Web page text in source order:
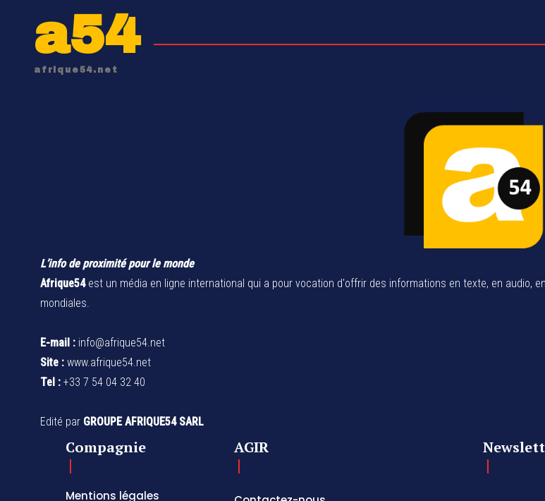
a54
afrique54.net
L’info de proximité pour le monde
Afrique54est un média en ligne international qui a pour vocation d'offrir des informations en texte, en audio,
mondiales.
E-mail : info@afrique54.net
Site : www.afrique54.net
Tel : +33 7 54 04 32 40
Edité par GROUPE AFRIQUE54 SARL
Compagnie
Mentions légales
AGIR